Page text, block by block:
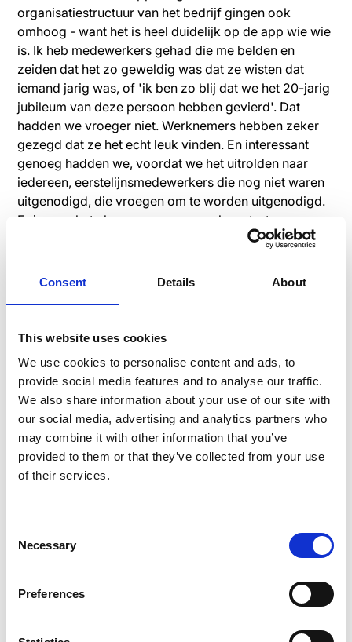
Consent Details About
This website uses cookies
We use cookies to personalise content and ads, to
provide social media features and to analyse our traffic.
We also share information about your use of our site with
our social media, advertising and analytics partners who
may combine it with other information that you’ve
provided to them or that they’ve collected from your use
of their services.
Selection
Necessary
Preferences
organisatiestructuur van het bedrijf gingen ook
omhoog - want het is heel duidelijk op de app wie wie
is. Ik heb medewerkers gehad die me belden en
zeiden dat het zo geweldig was dat ze wisten dat
iemand jarig was, of 'ik ben zo blij dat we het 20-jarig
jubileum van deze persoon hebben gevierd'. Dat
hadden we vroeger niet. Werknemers hebben zeker
gezegd dat ze het echt leuk vinden. En interessant
genoeg hadden we, voordat we het uitrolden naar
iedereen, eerstelijnsmedewerkers die nog niet waren
uitgenodigd, die vroegen om te worden uitgenodigd.
Er is over het algemeen een gevoel van trots en
prestatie als er foto's verschijnen in de app over de
voortgang van het bedrijf, zoals het werken aan een
brug, het bouwen van een snelweg, zonder dat je op
vergroten.
Q Speakap
Heeft Speakap een impact gehad op jouw eigen
persoonlijke doelen in het bedrijf als HR professional?
bereiken met bedrijfsinformatie in real-time, op een
leuke en boeiende manier, heeft mijn werk een stuk
makkelijker gemaakt. Als ik bijvoorbeeld informatie
over secundaire arbeidsvoorwaarden in een e-mail
misschien pas over een paar weken. Maar omdat ik